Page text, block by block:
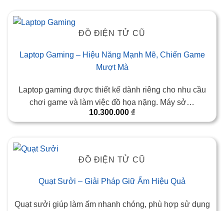
ĐỒ ĐIỆN TỬ CŨ
Laptop Gaming – Hiệu Năng Mạnh Mẽ, Chiến Game
Mượt Mà
Laptop gaming được thiết kế dành riêng cho nhu cầu
chơi game và làm việc đồ họa nặng. Máy sở…
10.300.000 ₫
ĐỒ ĐIỆN TỬ CŨ
Quạt Sưởi – Giải Pháp Giữ Ấm Hiệu Quả
Quạt sưởi giúp làm ấm nhanh chóng, phù hợp sử dụng